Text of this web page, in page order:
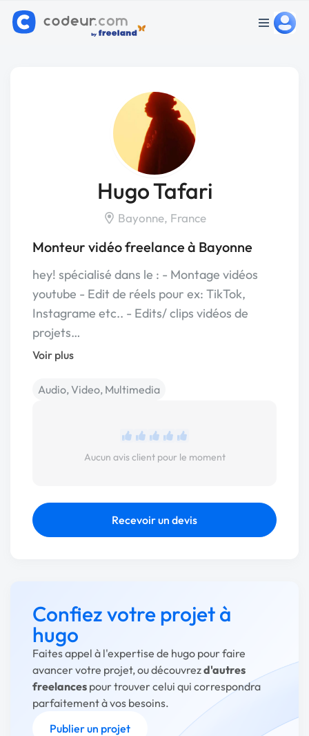
Hugo Tafari
Bayonne, France
Monteur vidéo freelance à Bayonne
hey! spécialisé dans le : - Montage vidéos
youtube - Edit de réels pour ex: TikTok,
Instagrame etc.. - Edits/ clips vidéos de
projets…
Voir plus
Audio, Video, Multimedia
Aucun avis client pour le moment
Recevoir un devis
Confiez votre projet à
hugo
Faites appel à l'expertise de hugo pour faire
avancer votre projet, ou découvrezd'autres
freelances pour trouver celui qui correspondra
parfaitement à vos besoins.
Publier un projet